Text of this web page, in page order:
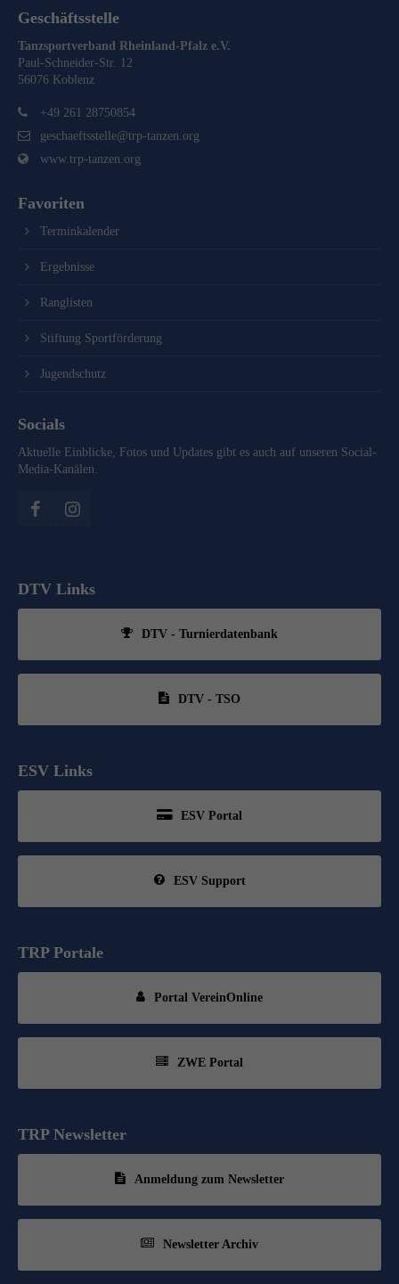
Geschäftsstelle
Tanzsportverband Rheinland-Pfalz e.V.
Paul-Schneider-Str. 12
56076 Koblenz
+49 261 28750854
geschaeftsstelle@trp-tanzen.org
www.trp-tanzen.org
Favoriten
Terminkalender
Ergebnisse
Ranglisten
Stiftung Sportförderung
Jugendschutz
Socials
Aktuelle Einblicke, Fotos und Updates gibt es auch auf unseren Social-
Media-Kanälen.
DTV Links
DTV - Turnierdatenbank
DTV - TSO
ESV Links
ESV Portal
ESV Support
TRP Portale
Portal VereinOnline
ZWE Portal
TRP Newsletter
Anmeldung zum Newsletter
Newsletter Archiv